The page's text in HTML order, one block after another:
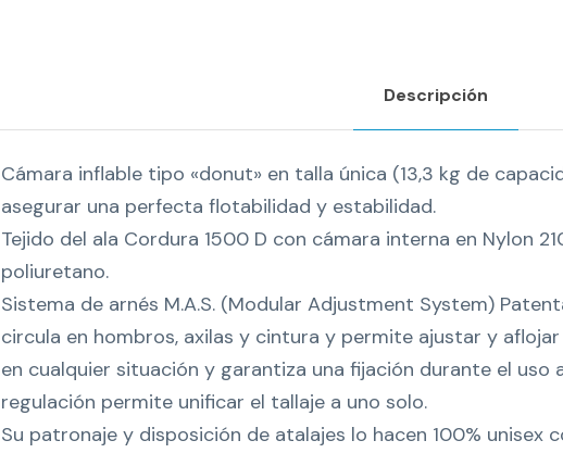
n
i
a
d
Descripción
Cámara inflable tipo «donut» en talla única (13,3 kg de
asegurar una perfecta flotabilidad y estabilidad.
Tejido del ala Cordura 1500 D con cámara interna en Nylon
poliuretano.
Sistema de arnés M.A.S. (Modular Adjustment System)
circula en hombros, axilas y cintura y permite ajustar y
en cualquier situación y garantiza una fijación durante el uso
regulación permite unificar el tallaje a uno solo.
Su patronaje y disposición de atalajes lo hacen 100% unisex